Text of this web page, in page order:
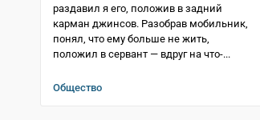
раздавил я его, положив в задний
карман джинсов. Разобрав мобильник,
понял, что ему больше не жить,
положил в сервант — вдруг на что-...
Общество